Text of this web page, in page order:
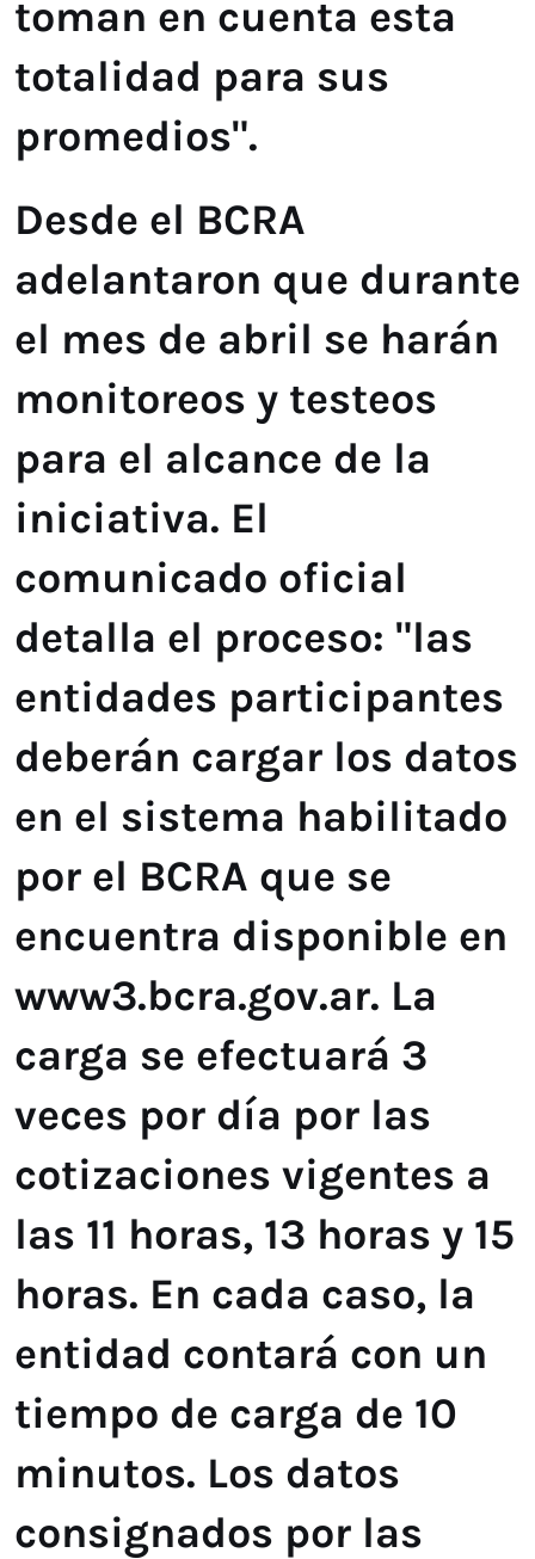
toman en cuenta esta
totalidad para sus
promedios".
Desde el BCRA
adelantaron que durante
el mes de abril se harán
monitoreos y testeos
para el alcance de la
iniciativa. El
comunicado oficial
detalla el proceso: "las
entidades participantes
deberán cargar los datos
en el sistema habilitado
por el BCRA que se
encuentra disponible en
www3.bcra.gov.ar. La
carga se efectuará 3
veces por día por las
cotizaciones vigentes a
las 11 horas, 13 horas y 15
horas. En cada caso, la
entidad contará con un
tiempo de carga de 10
minutos. Los datos
consignados por las